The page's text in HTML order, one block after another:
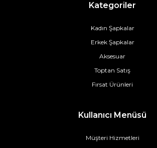
Kategoriler
Kadın Şapkalar
Erkek Şapkalar
Aksesuar
Toptan Satış
Fırsat Ürünleri
Kullanıcı Menüsü
Müşteri Hizmetleri